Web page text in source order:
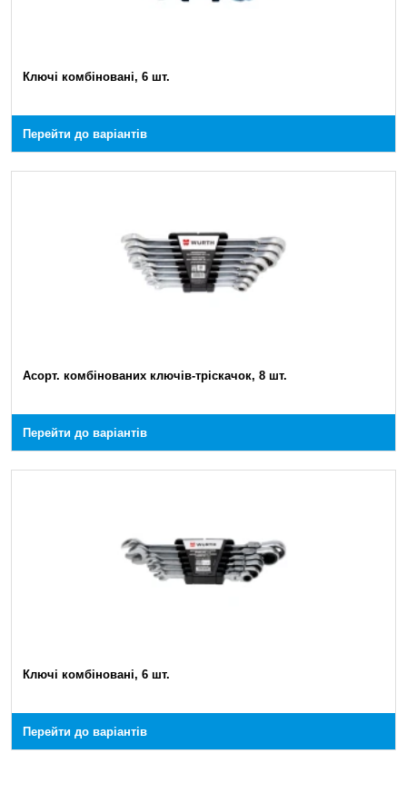
Ключі комбіновані, 6 шт.
Перейти до варіантів
Асорт. комбінованих ключів-тріскачок, 8 шт.
Перейти до варіантів
Ключі комбіновані, 6 шт.
Перейти до варіантів